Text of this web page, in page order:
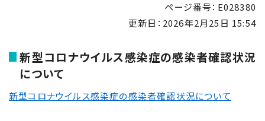
ページ番号：E028380
更新日： 2026年2月25日 15:54
新型コロナウイルス感染症の感染者確認状況
について
新型コロナウイルス感染症の感染者確認状況について